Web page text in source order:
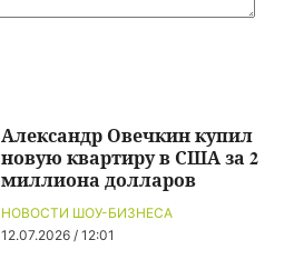
НОВОСТИ ШОУ-БИЗНЕСА
12.07.2026 / 12:01
Александр Овечкин купил
новую квартиру в США за 2
миллиона долларов